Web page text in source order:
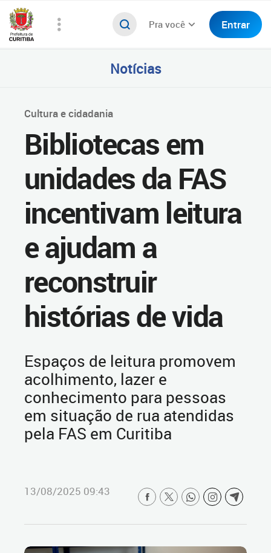
Pra você Entrar
Notícias
Cultura e cidadania
Bibliotecas em
unidades da FAS
incentivam leitura
e ajudam a
reconstruir
histórias de vida
Espaços de leitura promovem
acolhimento, lazer e
conhecimento para pessoas
em situação de rua atendidas
pela FAS em Curitiba
13/08/2025 09:43